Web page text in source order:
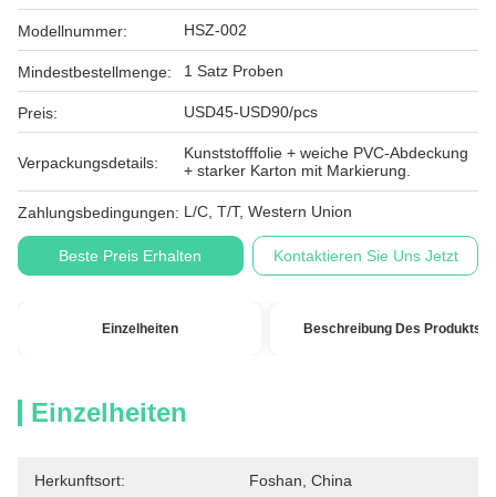
Modellnummer: HSZ-002
Mindestbestellmenge: 1 Satz Proben
Preis: USD45-USD90/pcs
Verpackungsdetails:
Kunststofffolie + weiche PVC-Abdeckung
+ starker Karton mit Markierung.
Zahlungsbedingungen: L/C, T/T, Western Union
Beste Preis Erhalten Kontaktieren Sie Uns Jetzt
Einzelheiten Beschreibung Des Produkts
Einzelheiten
Herkunftsort: Foshan, China